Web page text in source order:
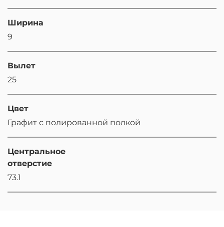
Ширина
9
Вылет
25
Цвет
Графит с полированной полкой
Центральное
отверстие
73.1